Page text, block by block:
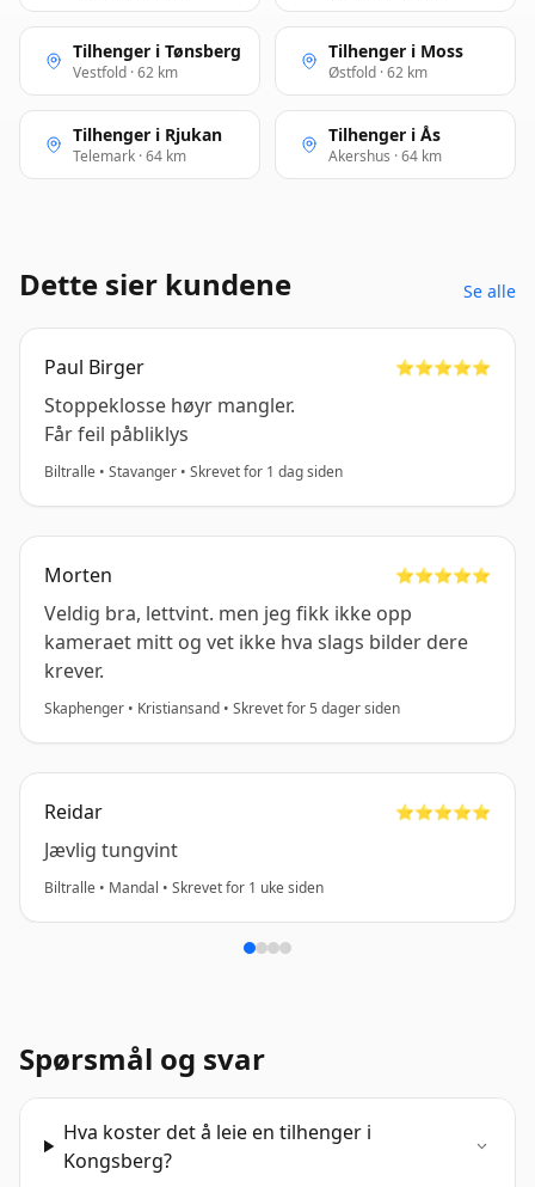
Tilhenger i Tønsberg
Vestfold · 62 km
Tilhenger i Moss
Østfold · 62 km
Tilhenger i Rjukan
Telemark · 64 km
Tilhenger i Ås
Akershus · 64 km
Dette sier kundene Se alle
Paul Birger ⭐️⭐️⭐️⭐️⭐️
Stoppeklosse høyr mangler.
Får feil påbliklys
Biltralle • Stavanger • Skrevet for 1 dag siden
Morten ⭐️⭐️⭐️⭐️⭐️
Veldig bra, lettvint. men jeg fikk ikke opp
kameraet mitt og vet ikke hva slags bilder dere
krever.
Skaphenger • Kristiansand • Skrevet for 5 dager siden
Reidar ⭐️⭐️⭐️⭐️⭐️
Jævlig tungvint
Biltralle • Mandal • Skrevet for 1 uke siden
Spørsmål og svar
Hva koster det å leie en tilhenger i
Kongsberg?